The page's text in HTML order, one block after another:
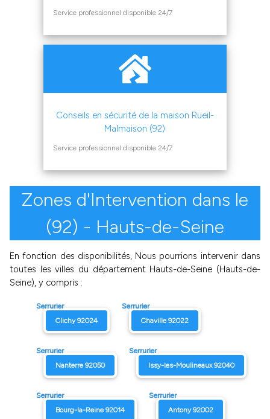
Service professionnel disponible 24/7
Conseils en sécurité de la maison Rueil-
Malmaison (92)
Service professionnel disponible 24/7
Zones d'Intervention dans le
(92) - Hauts-de-Seine
En fonction des disponibilités, Nous pourrions intervenir dans
toutes les villes du département Hauts-de-Seine (Hauts-de-
Seine), y compris :
Serrurier
Clichy 92024
Serrurier
Chaville 92022
Serrurier
Nanterre 92050
Serrurier
Issy-les-Moulineaux 92040
Serrurier
Bourg-la-Reine 92014
Serrurier
Antony 92002